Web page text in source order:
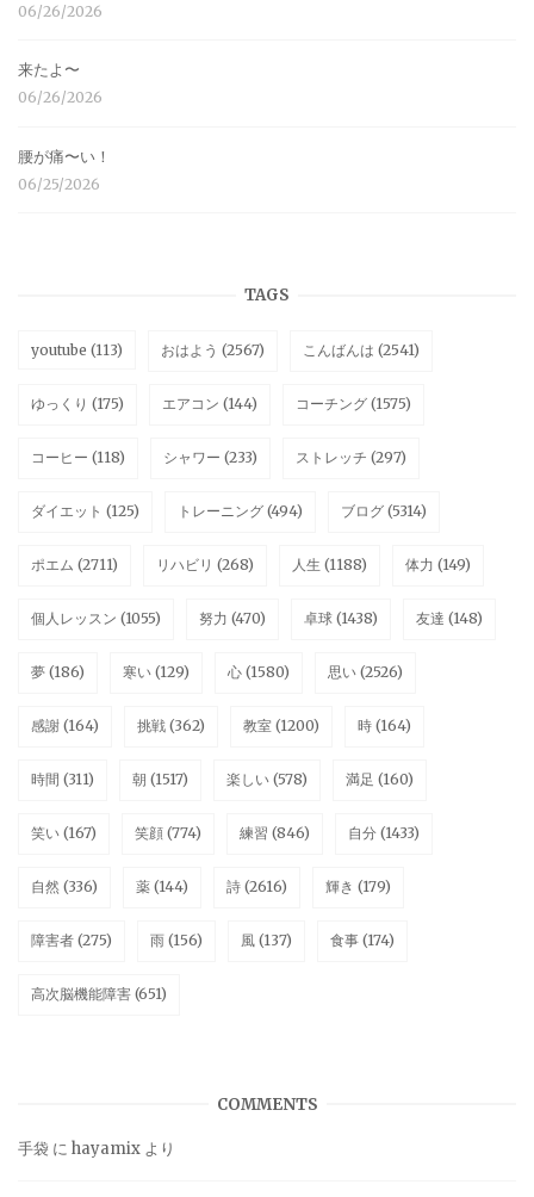
06/26/2026
来たよ〜
06/26/2026
腰が痛〜い！
06/25/2026
TAGS
youtube (113) おはよう (2567) こんばんは (2541)
ゆっくり (175) エアコン (144) コーチング (1575)
コーヒー (118) シャワー (233) ストレッチ (297)
ダイエット (125) トレーニング (494) ブログ (5314)
ポエム (2711) リハビリ (268) 人生 (1188) 体力 (149)
個人レッスン (1055) 努力 (470) 卓球 (1438) 友達 (148)
夢 (186) 寒い (129) 心 (1580) 思い (2526)
感謝 (164) 挑戦 (362) 教室 (1200) 時 (164)
時間 (311) 朝 (1517) 楽しい (578) 満足 (160)
笑い (167) 笑顔 (774) 練習 (846) 自分 (1433)
自然 (336) 薬 (144) 詩 (2616) 輝き (179)
障害者 (275) 雨 (156) 風 (137) 食事 (174)
高次脳機能障害 (651)
COMMENTS
手袋 に hayamix より